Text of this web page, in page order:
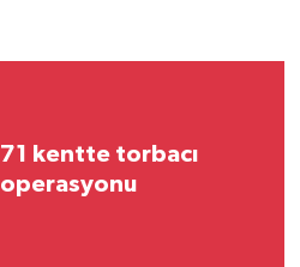
71 kentte torbacı
operasyonu